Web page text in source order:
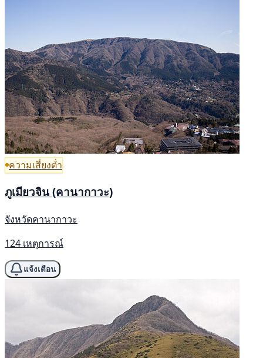
ความเสี่ยงต่ำ
ภูเมียวจิน (คานากาวะ)
จังหวัดคานากาวะ
124 เหตุการณ์
แจ้งเตือน